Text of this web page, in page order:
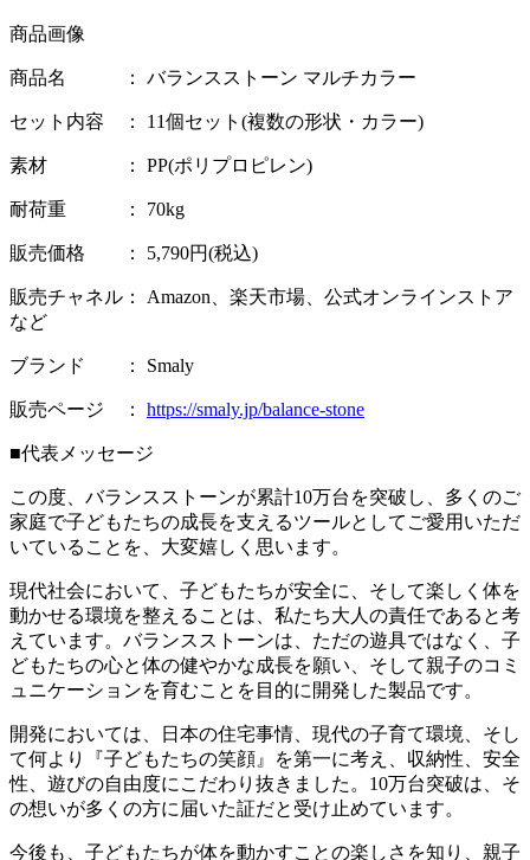
商品画像
商品名 ： バランスストーン マルチカラー
セット内容 ： 11個セット(複数の形状・カラー)
素材 ： PP(ポリプロピレン)
耐荷重 ： 70kg
販売価格 ： 5,790円(税込)
販売チャネル： Amazon、楽天市場、公式オンラインストア
など
ブランド ： Smaly
販売ページ ： https://smaly.jp/balance-stone
■代表メッセージ
この度、バランスストーンが累計10万台を突破し、多くのご
家庭で子どもたちの成長を支えるツールとしてご愛用いただ
いていることを、大変嬉しく思います。
現代社会において、子どもたちが安全に、そして楽しく体を
動かせる環境を整えることは、私たち大人の責任であると考
えています。バランスストーンは、ただの遊具ではなく、子
どもたちの心と体の健やかな成長を願い、そして親子のコミ
ュニケーションを育むことを目的に開発した製品です。
開発においては、日本の住宅事情、現代の子育て環境、そし
て何より『子どもたちの笑顔』を第一に考え、収納性、安全
性、遊びの自由度にこだわり抜きました。10万台突破は、そ
の想いが多くの方に届いた証だと受け止めています。
今後も、子どもたちが体を動かすことの楽しさを知り、親子